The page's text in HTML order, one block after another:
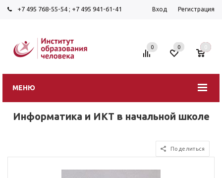
+7 495 768-55-54 ; +7 495 941-61-41 Вход Регистрация
МЕНЮ
0 0 0
Информатика и ИКТ в начальной школе
Поделиться